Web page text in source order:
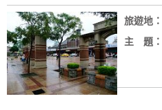
旅遊地：
主 題：